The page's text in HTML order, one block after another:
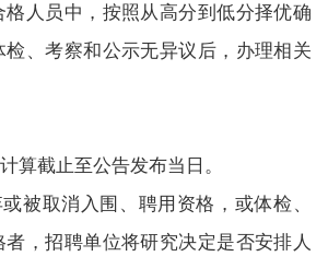
人员中，按照从高分到低分择优确
检、考察和公示无异议后，办理相关
算截止至公告发布当日。
被取消入围、聘用资格，或体检、
，招聘单位将研究决定是否安排人